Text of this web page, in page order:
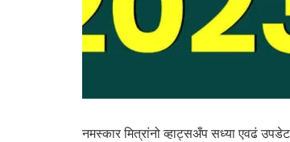
नमस्कार मित्रांनो व्हाट्सअँप सध्या एवढं